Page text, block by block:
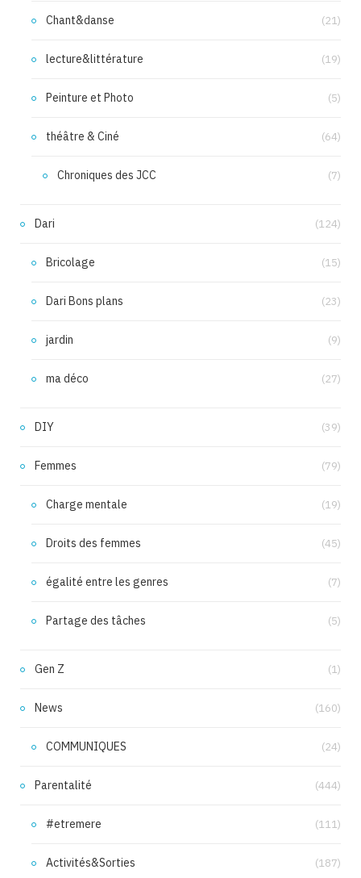
Chant&danse (21)
lecture&littérature (19)
Peinture et Photo (5)
théâtre & Ciné (64)
Chroniques des JCC (7)
Dari (124)
Bricolage (15)
Dari Bons plans (23)
jardin (9)
ma déco (27)
DIY (39)
Femmes (79)
Charge mentale (19)
Droits des femmes (45)
égalité entre les genres (7)
Partage des tâches (5)
Gen Z (1)
News (160)
COMMUNIQUES (24)
Parentalité (444)
#etremere (111)
Activités&Sorties (187)